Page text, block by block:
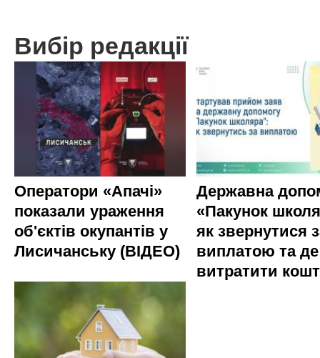
Вибір редакції
Оператори «Апачі»
показали ураження
об'єктів окупантів у
Лисичанську (ВІДЕО)
Державна
«Пакунок
як звернутися
виплатою та де
витратити